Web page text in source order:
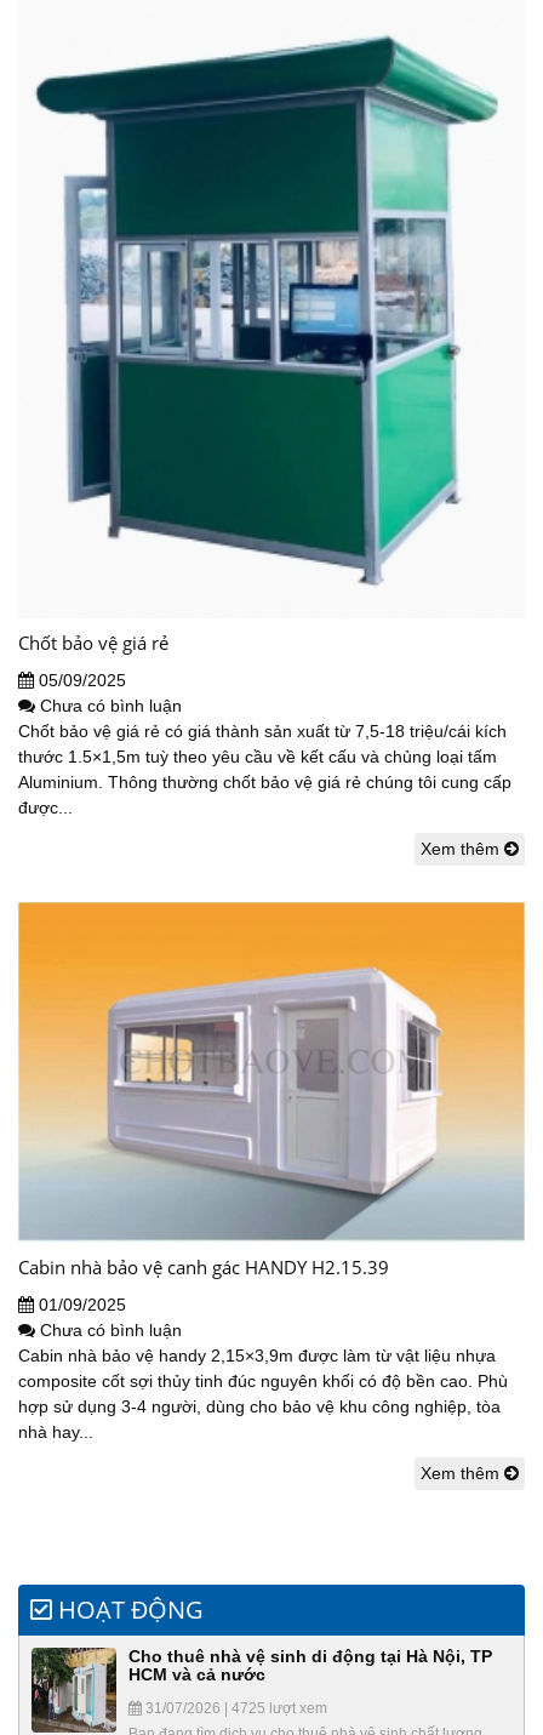
Chốt bảo vệ giá rẻ
05/09/2025
Chưa có bình luận
Chốt bảo vệ giá rẻ có giá thành sản xuất từ 7,5-18 triệu/cái kích
thước 1.5×1,5m tuỳ theo yêu cầu về kết cấu và chủng loại tấm
Aluminium. Thông thường chốt bảo vệ giá rẻ chúng tôi cung cấp
được...
Xem thêm
Cabin nhà bảo vệ canh gác HANDY H2.15.39
01/09/2025
Chưa có bình luận
Cabin nhà bảo vệ handy 2,15×3,9m được làm từ vật liệu nhựa
composite cốt sợi thủy tinh đúc nguyên khối có độ bền cao. Phù
hợp sử dụng 3-4 người, dùng cho bảo vệ khu công nghiệp, tòa
nhà hay...
Xem thêm
HOẠT ĐỘNG
Cho thuê nhà vệ sinh di động tại Hà Nội, TP
HCM và cả nước
31/07/2026 | 4725 lượt xem